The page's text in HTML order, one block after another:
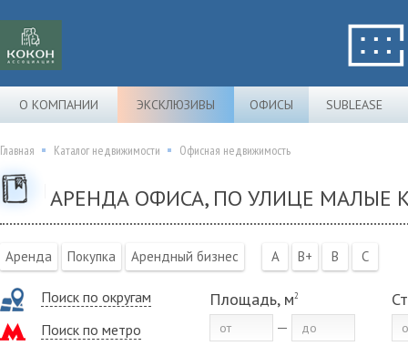
О КОМПАНИИ ЭКСКЛЮЗИВЫ ОФИСЫ SUBLEASE
Главная Каталог недвижимости Офисная недвижимость
АРЕНДА ОФИСА, ПО УЛИЦЕ МАЛЫЕ
Аренда Покупка Арендный бизнес A B+ B C
Поиск по округам
Поиск по метро
Площадь, м2